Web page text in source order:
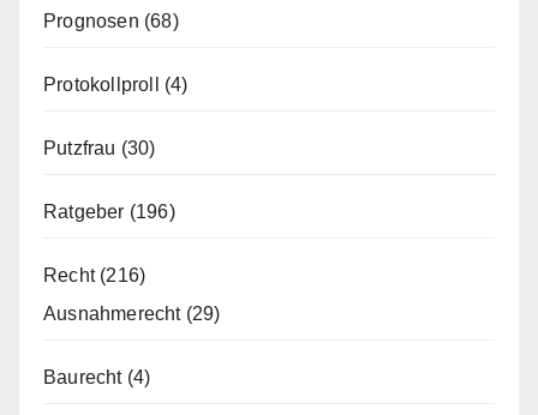
Prognosen (68)
Protokollproll (4)
Putzfrau (30)
Ratgeber (196)
Recht(216)
Ausnahmerecht(29)
Baurecht(4)